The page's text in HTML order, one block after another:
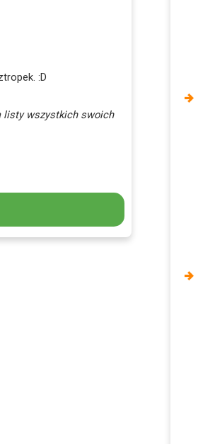
:D
listy wszystkich swoich